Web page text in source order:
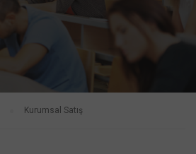
Kurumsal Satış